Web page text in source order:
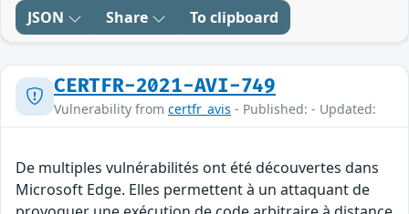
JSON Share To clipboard
CERTFR-2021-AVI-749
Vulnerability from certfr_avis - Published: - Updated:
De multiples vulnérabilités ont été découvertes dans
Microsoft Edge. Elles permettent à un attaquant de